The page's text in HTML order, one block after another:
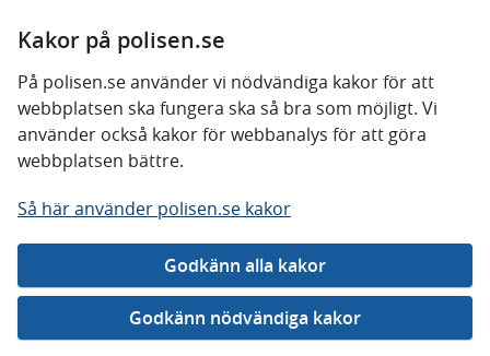
Kakor på polisen.se
På polisen.se använder vi nödvändiga kakor för att
webbplatsen ska fungera ska så bra som möjligt. Vi
använder också kakor för webbanalys för att göra
webbplatsen bättre.
Så här använder polisen.se kakor